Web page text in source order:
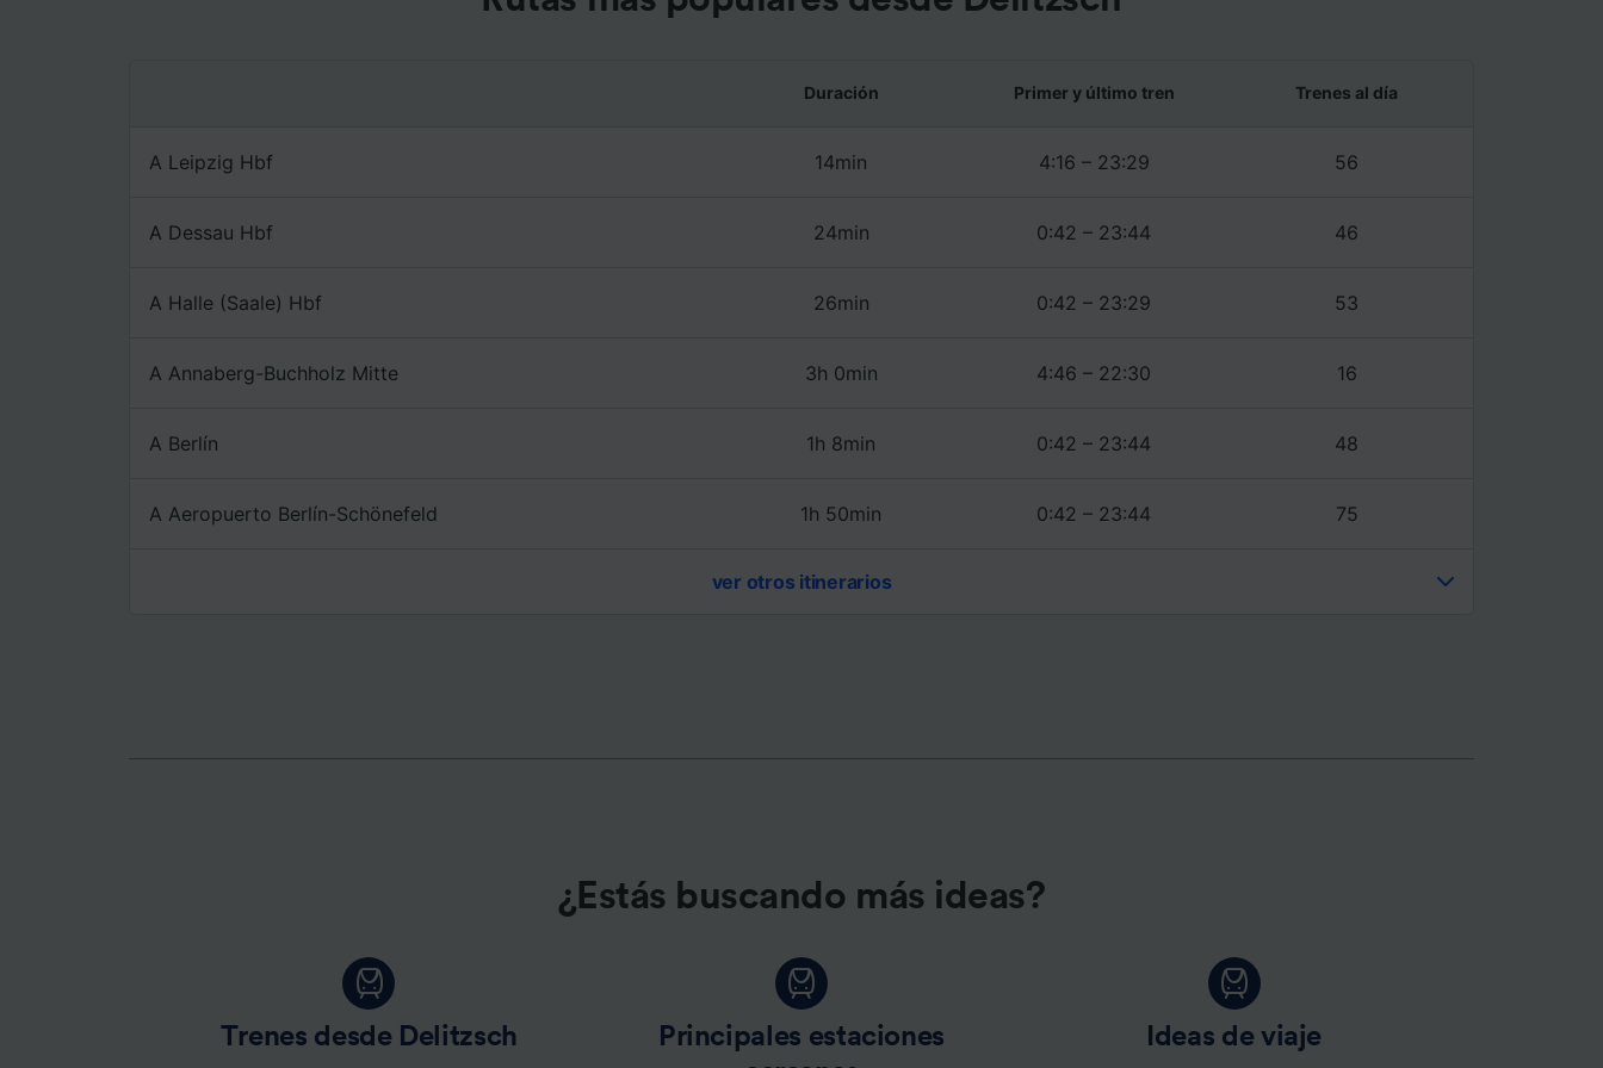
Duración Primer y último tren Trenes al día
A Leipzig Hbf 14min 4:16 – 23:29 56
A Dessau Hbf 24min 0:42 – 23:44 46
A Halle (Saale) Hbf 26min 0:42 – 23:29 53
A Annaberg-Buchholz Mitte 3h 0min 4:46 – 22:30 16
A Berlín 1h 8min 0:42 – 23:44 48
A Aeropuerto Berlín-Schönefeld 1h 50min 0:42 – 23:44 75
ver otros itinerarios
¿Estás buscando más ideas?
Trenes desde Delitzsch
Principales estaciones
Ideas de viaje